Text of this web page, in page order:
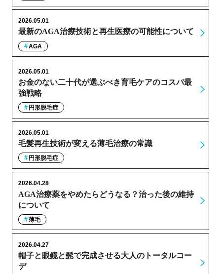
最新のAGA治療技術と再生医療の可能性について
2026.05.01
AGA
お金のない二十代が選ぶべき育毛ケアのコスパ最
強戦略
2026.05.01
円形脱毛症
毛髪再生技術が変える薄毛治療の常識
2026.05.01
円形脱毛症
AGA治療薬をやめたらどうなる？治った後の維持
について
2026.04.28
薄毛
帽子と眼鏡と髭で完成させる大人のトータルコー
デ
2026.04.27